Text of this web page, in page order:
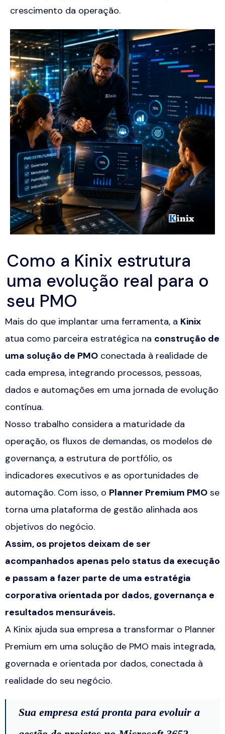
crescimento da operação.
Como a Kinix estrutura
uma evolução real para o
seu PMO
Mais do que implantar uma ferramenta, a Kinix
atua como parceira estratégica na construção de
uma solução de PMO conectada à realidade de
cada empresa, integrando processos, pessoas,
dados e automações em uma jornada de evolução
contínua.
Nosso trabalho considera a maturidade da
operação, os fluxos de demandas, os modelos de
governança, a estrutura de portfólio, os
indicadores executivos e as oportunidades de
automação. Com isso, o Planner Premium PMO se
torna uma plataforma de gestão alinhada aos
objetivos do negócio.
Assim, os projetos deixam de ser
acompanhados apenas pelo status da execução
e passam a fazer parte de uma estratégia
corporativa orientada por dados, governança e
resultados mensuráveis.
A Kinix ajuda sua empresa a transformar o Planner
Premium em uma solução de PMO mais integrada,
governada e orientada por dados, conectada à
realidade do seu negócio.
Sua empresa está pronta para evoluir a